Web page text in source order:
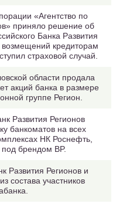
«Агентство по
приняло решение об
Банка Развития
возмещений кредиторам
страховой случай.
области продала
акций банка в размере
группе Регион.
Развития Регионов
банкоматов на всех
НК Роснефть,
брендом BP.
Развития Регионов и
состава участников